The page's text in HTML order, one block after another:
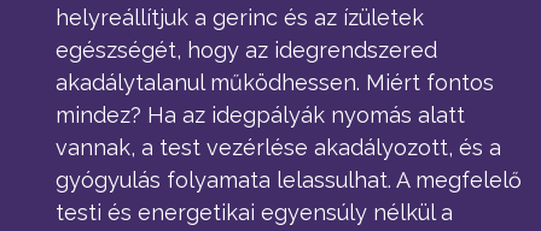
helyreállítjuk a gerinc és az ízületek
egészségét, hogy az idegrendszered
akadálytalanul működhessen. Miért fontos
mindez? Ha az idegpályák nyomás alatt
vannak, a test vezérlése akadályozott, és a
gyógyulás folyamata lelassulhat. A megfelelő
testi és energetikai egyensúly nélkül a